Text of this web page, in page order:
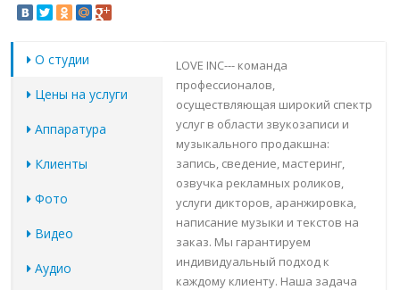
О студии
Цены на услуги
Аппаратура
Клиенты
Фото
Видео
Аудио
LOVE INC--- команда
профессионалов,
осуществляющая широкий спектр
услуг в области звукозаписи и
музыкального продакшна:
запись, сведение, мастеринг,
озвучка рекламных роликов,
услуги дикторов, аранжировка,
написание музыки и текстов на
заказ. Мы гарантируем
индивидуальный подход к
каждому клиенту. Наша задача